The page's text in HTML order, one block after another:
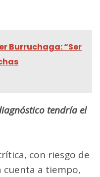
Burruchaga: “Ser
tendría el
con riesgo de
cuenta a tiempo,